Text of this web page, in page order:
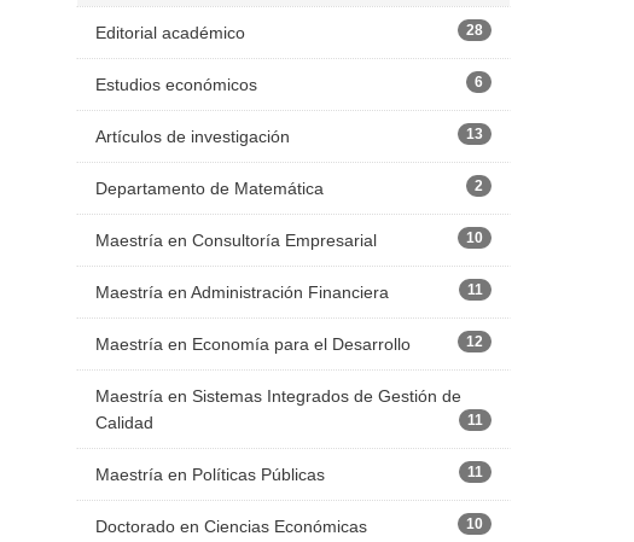
Editorial académico 28
Estudios económicos 6
Artículos de investigación 13
Departamento de Matemática 2
Maestría en Consultoría Empresarial 10
Maestría en Administración Financiera 11
Maestría en Economía para el Desarrollo 12
Maestría en Sistemas Integrados de Gestión de
Calidad
11
Maestría en Políticas Públicas 11
Doctorado en Ciencias Económicas 10